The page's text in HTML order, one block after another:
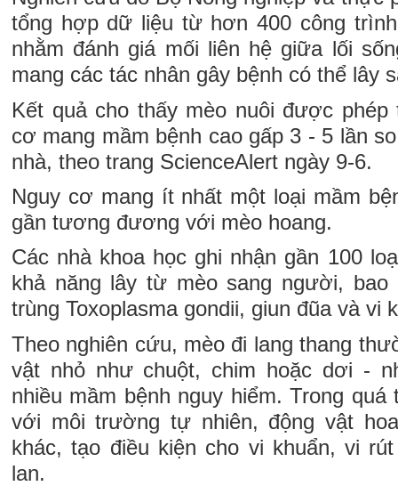
tổng hợp dữ liệu từ hơn 400 công
nhằm đánh giá mối liên hệ giữa lối
mang các tác nhân gây bệnh có thể lây
Kết quả cho thấy mèo nuôi được
cơ mang mầm bệnh cao gấp 3 - 5 lần
nhà, theo trang ScienceAlert ngày 9-6.
Nguy cơ mang ít nhất một loại mầm
gần tương đương với mèo hoang.
Các nhà khoa học ghi nhận gần 100
khả năng lây từ mèo sang người,
trùng Toxoplasma gondii, giun đũa và vi
Theo nghiên cứu, mèo đi lang thang
vật nhỏ như chuột, chim hoặc dơi -
nhiều mầm bệnh nguy hiểm. Trong
với môi trường tự nhiên, động vật
khác, tạo điều kiện cho vi khuẩn, vi
lan.